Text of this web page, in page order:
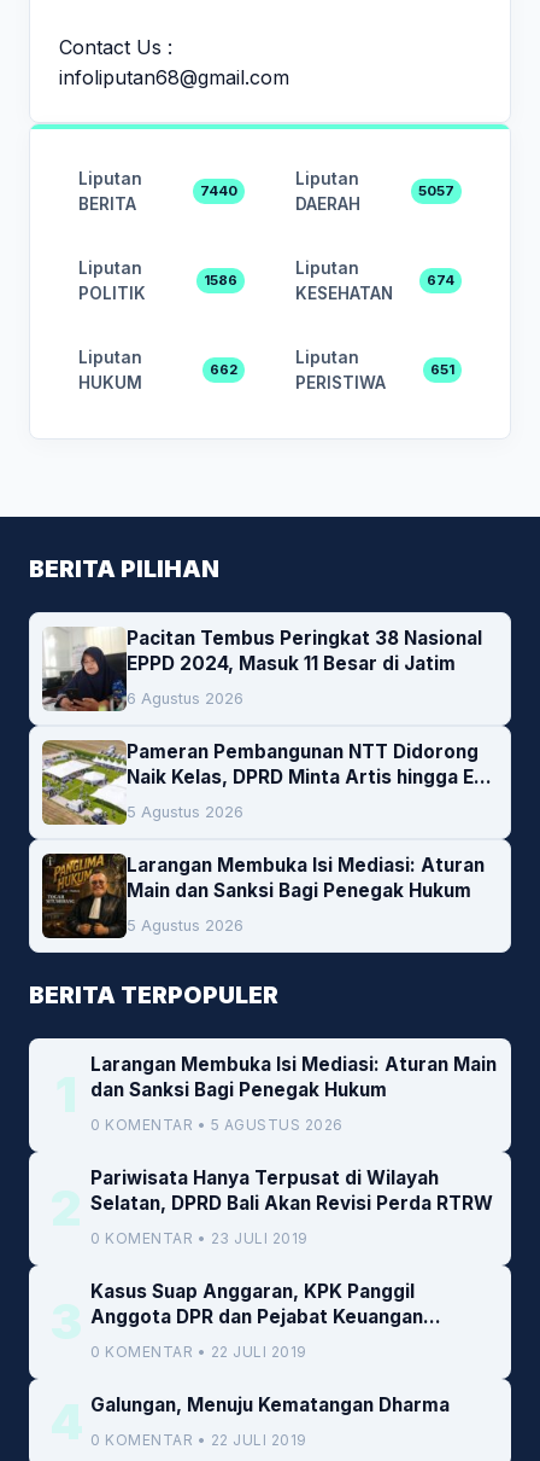
Contact Us :
infoliputan68@gmail.com
Liputan
BERITA
7440
Liputan
DAERAH
5057
Liputan
POLITIK
1586
Liputan
KESEHATAN
674
Liputan
HUKUM
662
Liputan
PERISTIWA
651
BERITA PILIHAN
Pacitan Tembus Peringkat 38 Nasional
EPPD 2024, Masuk 11 Besar di Jatim
6 Agustus 2026
Pameran Pembangunan NTT Didorong
Naik Kelas, DPRD Minta Artis hingga EO
Lokal Jadi Prioritas
5 Agustus 2026
Larangan Membuka Isi Mediasi: Aturan
Main dan Sanksi Bagi Penegak Hukum
5 Agustus 2026
BERITA TERPOPULER
1
Larangan Membuka Isi Mediasi: Aturan Main
dan Sanksi Bagi Penegak Hukum
0 KOMENTAR • 5 AGUSTUS 2026
2
Pariwisata Hanya Terpusat di Wilayah
Selatan, DPRD Bali Akan Revisi Perda RTRW
0 KOMENTAR • 23 JULI 2019
3
Kasus Suap Anggaran, KPK Panggil
Anggota DPR dan Pejabat Keuangan
Kemenkeu
0 KOMENTAR • 22 JULI 2019
4 Galungan, Menuju Kematangan Dharma
0 KOMENTAR • 22 JULI 2019